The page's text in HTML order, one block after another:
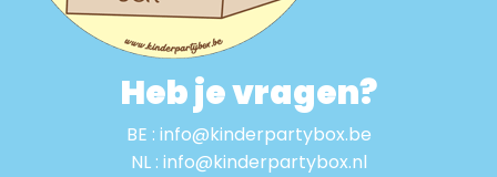
Heb je vragen?
BE : info@kinderpartybox.be
NL : info@kinderpartybox.nl